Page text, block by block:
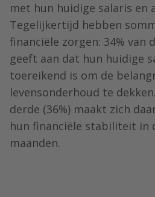
met hun huidige salaris en
Tegelijkertijd hebben
financiële zorgen: 34% van
geeft aan dat hun huidige
toereikend is om de
levensonderhoud te
derde (36%) maakt zich
hun financiële stabiliteit in
maanden.